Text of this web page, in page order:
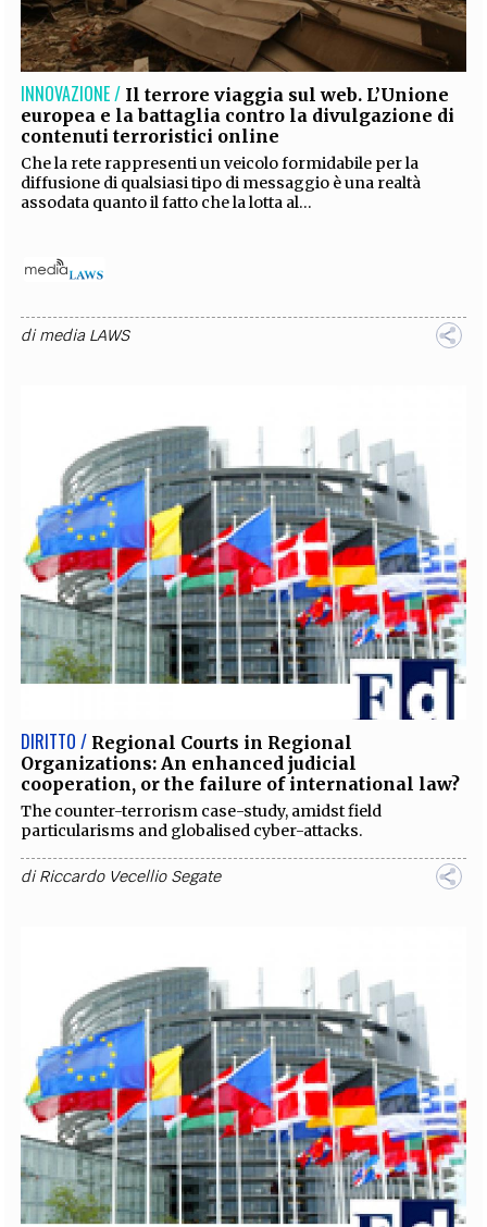
EXTRA
CODICI RUBRICHE LIBRI PROCEEDINGS PUBBLICITÀ CONTATTI
SOCIAL MEDIA
INNOVAZIONE / Il terrore viaggia sul web. L’Unione
europea e la battaglia contro la divulgazione di
contenuti terroristici online
Che la rete rappresenti un veicolo formidabile per la
diffusione di qualsiasi tipo di messaggio è una realtà
assodata quanto il fatto che la lotta al...
dimedia LAWS
DIRITTO / Regional Courts in Regional
Organizations: An enhanced judicial
cooperation, or the failure of international law?
The counter-terrorism case-study, amidst field
particularisms and globalised cyber-attacks.
diRiccardo Vecellio Segate